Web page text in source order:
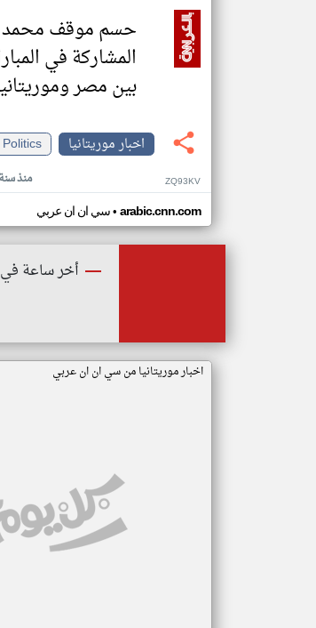
حسم موقف
المشاركة في
بين مصر
اخبار موريتانيا
Politics
منذ سنة ZQ93KV
سي ان ان عربي• arabic.cnn.com
أخر ساعة في
اخبار موريتانيا من سي ان ان عربي